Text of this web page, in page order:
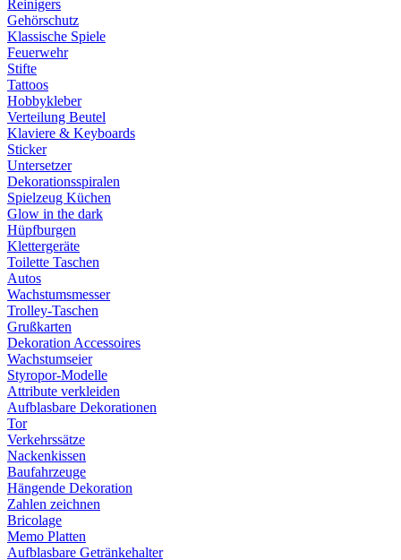
Reinigers
Gehörschutz
Klassische Spiele
Feuerwehr
Stifte
Tattoos
Hobbykleber
Verteilung Beutel
Klaviere & Keyboards
Sticker
Untersetzer
Dekorationsspiralen
Spielzeug Küchen
Glow in the dark
Hüpfburgen
Klettergeräte
Toilette Taschen
Autos
Wachstumsmesser
Trolley-Taschen
Grußkarten
Dekoration Accessoires
Wachstumseier
Styropor-Modelle
Attribute verkleiden
Aufblasbare Dekorationen
Tor
Verkehrssätze
Nackenkissen
Baufahrzeuge
Hängende Dekoration
Zahlen zeichnen
Bricolage
Memo Platten
Aufblasbare Getränkehalter